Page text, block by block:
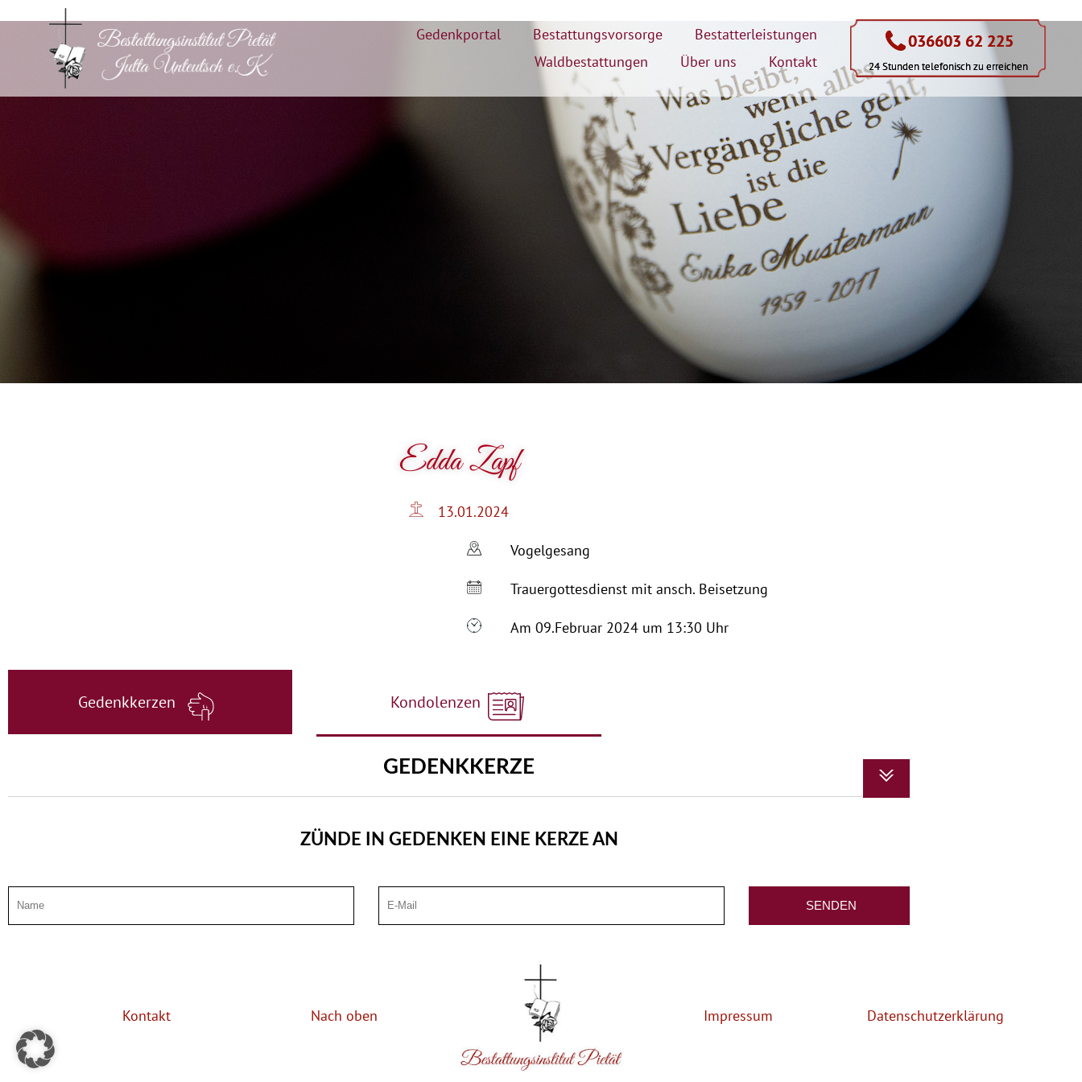
Gedenkportal Bestattungsvorsorge
Bestatterleistungen
Waldbestattungen
Über uns Kontakt
036603 62 225
24 Stunden telefonisch zu erreichen
036603 62 225
24 Stunden telefonisch zu erreichen
Edda Zapf
13.01.2024
Vogelgesang
Trauergottesdienst mit ansch. Beisetzung
Am 09.Februar 2024 um 13:30 Uhr
Gedenkkerzen Kondolenzen
GEDENKKERZE
ZÜNDE IN GEDENKEN EINE KERZE AN
Kontakt Nach oben Impressum Datenschutzerklärung